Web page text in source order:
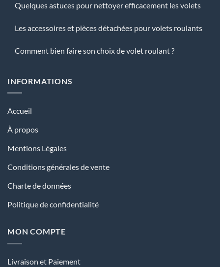
Quelques astuces pour nettoyer efficacement les volets
Les accessoires et pièces détachées pour volets roulants
Comment bien faire son choix de volet roulant ?
INFORMATIONS
Accueil
À propos
Mentions Légales
Conditions générales de vente
Charte de données
Politique de confidentialité
MON COMPTE
Livraison et Paiement